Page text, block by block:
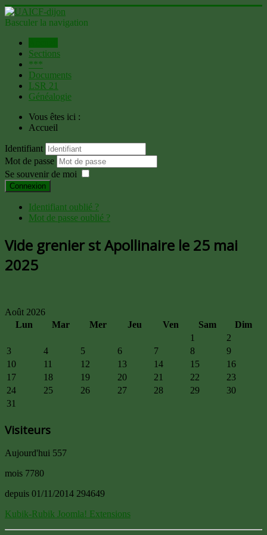
Basculer la navigation
Sections
***
Documents
LSR 21
Généalogie
Vous êtes ici :
Accueil
Identifiant
Mot de passe
Se souvenir de moi
Connexion
Identifiant oublié ?
Mot de passe oublié ?
Vide grenier st Apollinaire le 25 mai
2025
Août 2026
Lun
Mar Mer Jeu Ven Sam
Dim
1
2
3
4 5 6 7 8
9
10
11 12 13 14 15
16
17
18 19 20 21 22
23
24
25 26 27 28 29
30
31
Visiteurs
Aujourd'hui 557
mois 7780
depuis 01/11/2014 294649
Kubik-Rubik Joomla! Extensions